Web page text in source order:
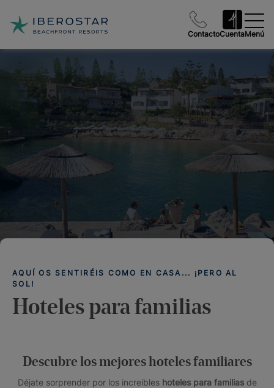
ContactoCuentaMenú
AQUÍ OS SENTIRÉIS COMO EN CASA... ¡PERO AL
SOL!
Hoteles para familias
Descubre los mejores hoteles familiares
Déjate sorprender por los increíbles hoteles para familiasde